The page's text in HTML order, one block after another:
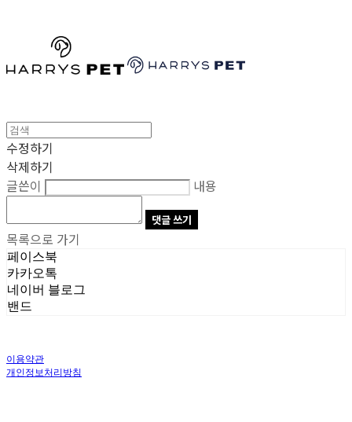
수정하기
삭제하기
글쓴이
내용
댓글 쓰기
목록으로 가기
페이스북
카카오톡
네이버 블로그
밴드
이용약관
개인정보처리방침